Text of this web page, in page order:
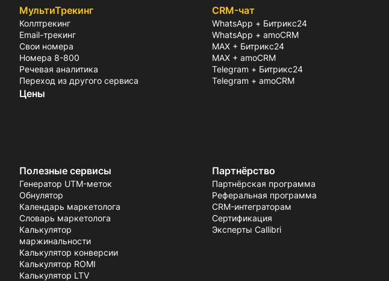
МультиТрекинг
Коллтрекинг
Email-трекинг
Свои номера
Номера 8-800
Речевая аналитика
Переход из другого сервиса
Цены
CRM-чат
WhatsApp + Битрикс24
WhatsApp + amoCRM
MAX + Битрикс24
MAX + amoCRM
Telegram + Битрикс24
Telegram + amoCRM
Полезные сервисы
Генератор UTM-меток
Обнулятор
Календарь маркетолога
Словарь маркетолога
Калькулятор
маржинальности
Калькулятор конверсии
Калькулятор ROMI
Калькулятор LTV
Партнёрство
Партнёрская программа
Реферальная программа
CRM-интеграторам
Сертификация
Эксперты Callibri